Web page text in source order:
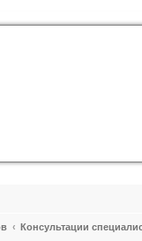
Консультации